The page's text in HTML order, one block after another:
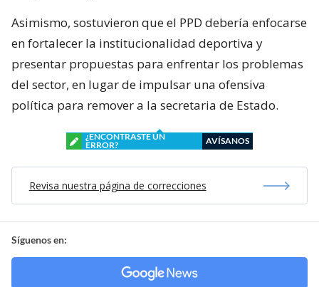
Asimismo, sostuvieron que el PPD debería enfocarse
en fortalecer la institucionalidad deportiva y
presentar propuestas para enfrentar los problemas
del sector, en lugar de impulsar una ofensiva
política para remover a la secretaria de Estado.
¿ENCONTRASTE UN
ERROR?
AVÍSANOS
Revisa nuestra página de correcciones
Síguenos en: